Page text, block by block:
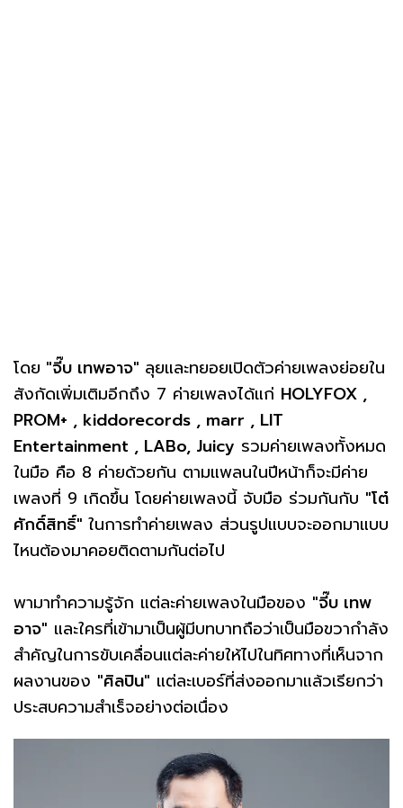
โดย "จี๊บ เทพอาจ" ลุยและทยอยเปิดตัวค่ายเพลงย่อยใน
สังกัดเพิ่มเติมอีกถึง 7 ค่ายเพลงได้แก่ HOLYFOX ,
PROM+ , kiddorecords , marr , LIT
Entertainment , LABo, Juicy รวมค่ายเพลงทั้งหมด
ในมือ คือ 8 ค่ายด้วยกัน ตามแพลนในปีหน้าก็จะมีค่าย
เพลงที่ 9 เกิดขึ้น โดยค่ายเพลงนี้ จับมือ ร่วมกันกับ "โต๋
ศักดิ์สิทธิ์" ในการทำค่ายเพลง ส่วนรูปแบบจะออกมาแบบ
ไหนต้องมาคอยติดตามกันต่อไป
พามาทำความรู้จัก แต่ละค่ายเพลงในมือของ "จี๊บ เทพ
อาจ" และใครที่เข้ามาเป็นผู้มีบทบาทถือว่าเป็นมือขวากำลัง
สำคัญในการขับเคลื่อนแต่ละค่ายให้ไปในทิศทางที่เห็นจาก
ผลงานของ "ศิลปิน" แต่ละเบอร์ที่ส่งออกมาแล้วเรียกว่า
ประสบความสำเร็จอย่างต่อเนื่อง